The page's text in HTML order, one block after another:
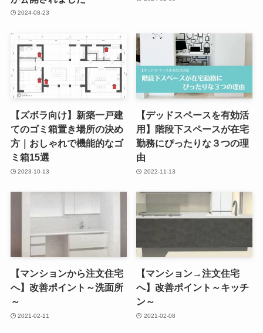
2024-08-23
【ズボラ向け】新築一戸建
てのゴミ箱置き場所の決め
方｜おしゃれで機能的なゴ
ミ箱15選
2023-10-13
【デッドスペースを有効活
用】階段下スペースが在宅
勤務にぴったりな３つの理
由
2022-11-13
【マンションから注文住宅
へ】改善ポイント～洗面所
～
2021-02-11
【マンション→注文住宅
へ】改善ポイント～キッチ
ン～
2021-02-08